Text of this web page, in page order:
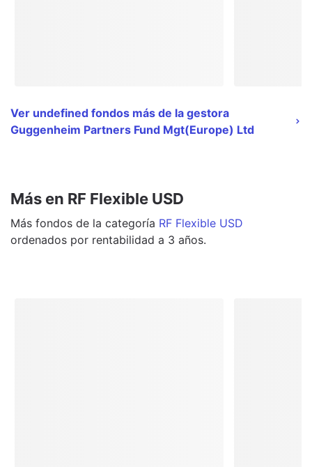
Ver undefined fondos más de la gestora
Guggenheim Partners Fund Mgt(Europe) Ltd
Más en RF Flexible USD
Más fondos de la categoría RF Flexible USD
ordenados por rentabilidad a 3 años.